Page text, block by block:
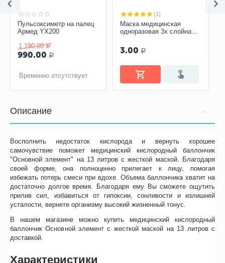
Пульсоксиметр на палец
Армед YX200
1 190.00 Р
990.00 Р
Временно отсутствует
(1)
Маска медицинская
одноразовая 3х слойная
3.00 Р
Описание
Восполнить недостаток кислорода и вернуть хорошее
самочувствие поможет медицинский кислородный баллончик
"Основной элемент" на 13 литров с жесткой маской. Благодаря
своей форме, она полноценно прилегает к лицу, помогая
избежать потерь смеси при вдохе. Объема баллончика хватит на
достаточно долгое время. Благодаря ему Вы сможете ощутить
прилив сил, избавиться от гипоксии, сонливости и излишней
усталости, вернете организму высокий жизненный тонус.
В нашем магазине можно купить медицинский кислородный
баллончик Основной элемент с жесткой маской на 13 литров с
доставкой.
Характеристики